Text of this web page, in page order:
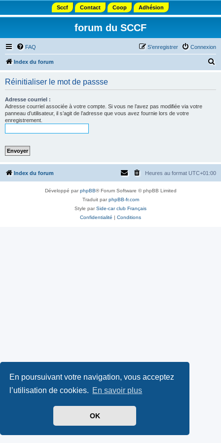
En poursuivant votre navigation, vous acceptez
l’utilisation de cookies. En savoir plus
OK
Sccf Contact Coop Adhésion
forum du SCCF
FAQ Connexion
S’enregistrer
Index du forum
Réinitialiser le mot de passse
Adresse courriel :
Adresse courriel associée à votre compte. Si vous ne l’avez pas modifiée via votre
panneau d’utilisateur, il s’agit de l’adresse que vous avez fournie lors de votre
enregistrement.
Index du forum Heures au format UTC+01:00
Développé parphpBB® Forum Software © phpBB Limited
Traduit parphpBB-fr.com
Style parSide-car club Français
Confidentialité | Conditions